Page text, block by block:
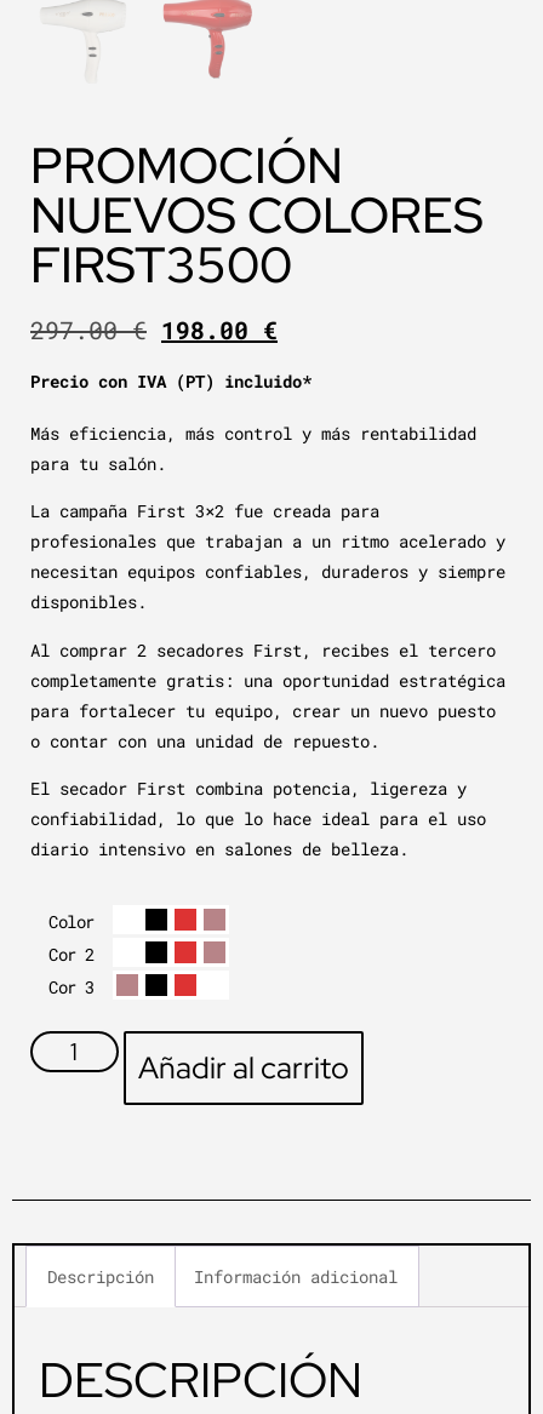
PROMOCIÓN
NUEVOS COLORES
FIRST3500
297.00€ 198.00 €
Precio con IVA (PT) incluido*
Más eficiencia, más control y más rentabilidad
para tu salón.
La campaña First 3×2 fue creada para
profesionales que trabajan a un ritmo acelerado y
necesitan equipos confiables, duraderos y siempre
disponibles.
Al comprar 2 secadores First, recibes el tercero
completamente gratis: una oportunidad estratégica
para fortalecer tu equipo, crear un nuevo puesto
o contar con una unidad de repuesto.
El secador First combina potencia, ligereza y
confiabilidad, lo que lo hace ideal para el uso
diario intensivo en salones de belleza.
Color
Cor 2
Cor 3
Añadir al carrito
Descripción Información adicional
DESCRIPCIÓN